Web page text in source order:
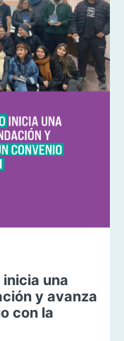
una
y avanza
con la